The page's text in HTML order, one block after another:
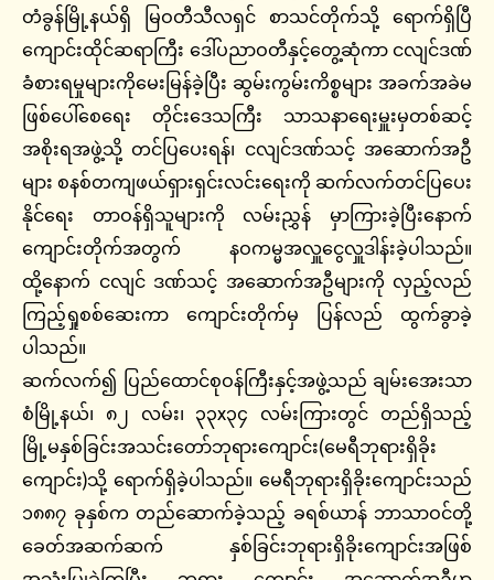
တံခွန်မြို့နယ်ရှိ မြဝတီသီလရှင် စာသင်တိုက်သို့ ရောက်ရှိပြီ
ကျောင်းထိုင်ဆရာကြီး ဒေါ်ပညာဝတီနှင့်တွေ့ဆုံကာ ငလျင်ဒဏ်
ခံစားရမှုများကိုမေးမြန်ခဲ့ပြီး ဆွမ်းကွမ်းကိစ္စများ အခက်အခဲမ
ဖြစ်ပေါ်စေရေး တိုင်းဒေသကြီး သာသနာ‌ရေးမှူးမှတစ်ဆင့်
အစိုးရအဖွဲ့သို့ တင်ပြပေးရန်၊ ငလျင်ဒဏ်သင့် အဆောက်အဦ
များ စနစ်တကျဖယ်ရှားရှင်းလင်းရေးကို ဆက်လက်တင်ပြပေး
နိုင်ရေး တာဝန်ရှိသူများကို လမ်းညွှန် မှာကြားခဲ့ပြီးနောက်
ကျောင်းတိုက်အတွက် နဝကမ္မအလှူငွေလှူဒါန်းခဲ့ပါသည်။
ထို့နောက် ငလျင် ဒဏ်သင့် အဆောက်အဦများကို လှည့်လည်
ကြည့်ရှုစစ်ဆေးကာ ကျောင်းတိုက်မှ ပြန်လည် ထွက်ခွာခဲ့
ပါသည်။
ဆက်လက်၍ ပြည်ထောင်စုဝန်ကြီးနှင့်အဖွဲ့သည် ချမ်းအေးသာ
စံမြို့နယ်၊ ၈၂ လမ်း၊ ၃၃x၃၄ လမ်းကြားတွင် တည်ရှိသည့်
မြို့မနှစ်ခြင်းအသင်းတော်ဘုရားကျောင်း(မေရီဘုရားရှိခိုး
ကျောင်း)သို့ ရောက်ရှိခဲ့ပါသည်။ မေရီဘုရားရှိခိုးကျောင်းသည်
၁၈၈၇ ခုနှစ်က တည်ဆောက်ခဲ့သည့် ခရစ်ယာန် ဘာသာဝင်တို့
ခေတ်အဆက်ဆက် နှစ်ခြင်းဘုရားရှိခိုးကျောင်းအဖြစ်